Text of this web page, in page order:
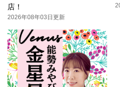
店！
2026年08年03日更新